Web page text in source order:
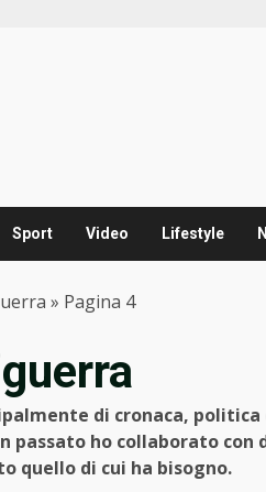
Sport Video Lifestyle
» Pagina 4
di cronaca, politica
ho collaborato con
quello di cui ha bisogno.